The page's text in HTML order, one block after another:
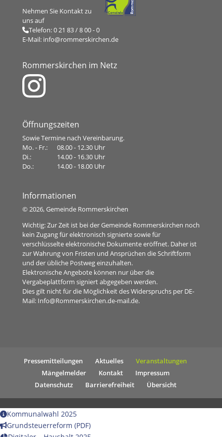
Nehmen Sie Kontakt zu
uns auf
Telefon:0 21 83 / 8 00 - 0
E-Mail: info@rommerskirchen.de
Rommerskirchen im Netz
Öffnungszeiten
Sowie Termine nach Vereinbarung.
Mo. - Fr.:
08.00 - 12.30 Uhr
Di.:
14.00 - 16.30 Uhr
Do.:
14.00 - 18.00 Uhr
Informationen
© 2026, Gemeinde Rommerskirchen
Wichtig: Zur Zeit ist bei der Gemeinde Rommerskirchen noch
kein Zugang für elektronisch signierte sowie für
verschlüsselte elektronische Dokumente eröffnet. Daher ist
zur Wahrung von Fristen und Ansprüchen die Schriftform
und der übliche Postweg einzuhalten.
Elektronische Angebote können nur über die
Vergabeplattform signiert abgegeben werden.
Dies gilt nicht für die Möglichkeit des Widerspruchs per DE-
Mail: Info@Rommerskirchen.de-mail.de.
Pressemitteilungen Aktuelles
Veranstaltungen
Mängelmelder
Kontakt
Impressum
Datenschutz
Barrierefreiheit Übersicht
Kommunalwahl 2025
Grundsteuerreform (PDF)